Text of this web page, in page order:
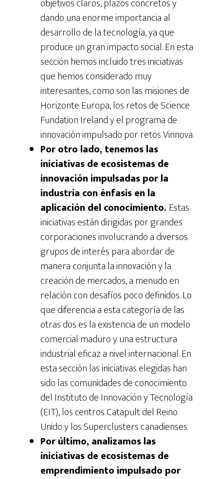
dando una enorme importancia al
desarrollo de la tecnología, ya que
produce un gran impacto social. En esta
sección hemos incluido tres iniciativas
que hemos considerado muy
interesantes, como son las misiones de
Horizonte Europa, los retos de Science
Fundation Ireland y el programa de
innovación impulsado por retos Vinnova.
Por otro lado, tenemos las
iniciativas de ecosistemas de
innovación impulsadas por la
industria con énfasis en la
aplicación del conocimiento. Estas
iniciativas están dirigidas por grandes
corporaciones involucrando a diversos
grupos de interés para abordar de
manera conjunta la innovación y la
creación de mercados, a menudo en
relación con desafíos poco definidos. Lo
que diferencia a esta categoría de las
otras dos es la existencia de un modelo
comercial maduro y una estructura
industrial eficaz a nivel internacional. En
esta sección las iniciativas elegidas han
sido las comunidades de conocimiento
del Instituto de Innovación y Tecnología
(EIT), los centros Catapult del Reino
Unido y los Superclusters canadienses.
Por último, analizamos las
iniciativas de ecosistemas de
emprendimiento impulsado por